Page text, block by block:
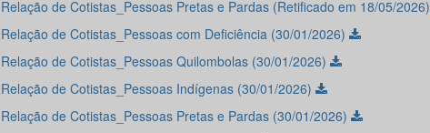
Relação de Cotistas_Pessoas Pretas e Pardas (Retificado em 18/05/2026)
Relação de Cotistas_Pessoas com Deficiência (30/01/2026)
Relação de Cotistas_Pessoas Quilombolas (30/01/2026)
Relação de Cotistas_Pessoas Indígenas (30/01/2026)
Relação de Cotistas_Pessoas Pretas e Pardas (30/01/2026)